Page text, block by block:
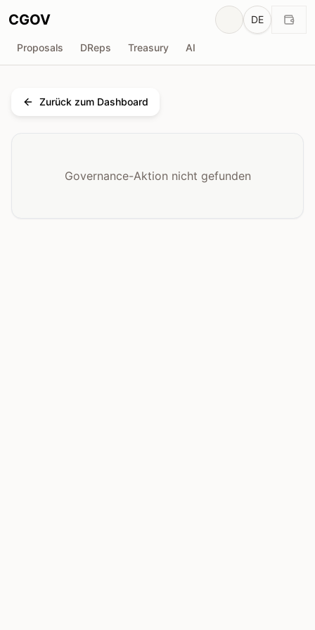
CGOV DE
Proposals DReps Treasury AI
Zurück zum Dashboard
Governance-Aktion nicht gefunden